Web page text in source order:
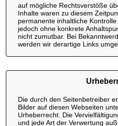
auf mögliche Rechtsverstöße
Inhalte waren zu diesem
permanente inhaltliche
jedoch ohne konkrete
nicht zumutbar. Bei
werden wir derartige Links
Die durch den Seitenbetreiber
Bilder auf diesen Webseiten
Urheberrecht. Die
und jede Art der Verwertung